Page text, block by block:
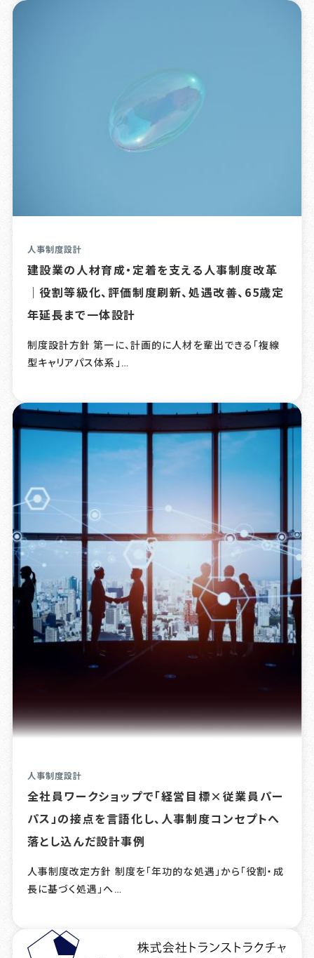
人事制度設計
建設業の人材育成・定着を支える人事制度改革
｜役割等級化、評価制度刷新、処遇改善、65歳定
年延長まで一体設計
制度設計方針 第一に、計画的に人材を輩出できる「複線
型キャリアパス体系」…
人事制度設計
全社員ワークショップで「経営目標×従業員パー
パス」の接点を言語化し、人事制度コンセプトへ
落とし込んだ設計事例
人事制度改定方針 制度を「年功的な処遇」から「役割・成
長に基づく処遇」へ…